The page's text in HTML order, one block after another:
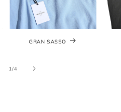
GRAN SASSO
1/の
4